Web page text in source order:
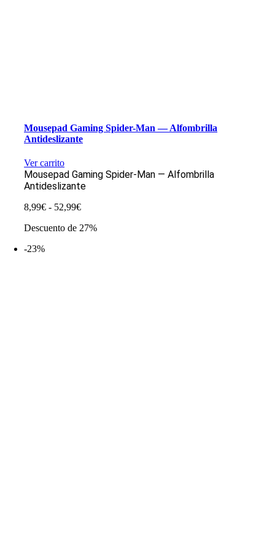
Mousepad Gaming Spider-Man — Alfombrilla
Antideslizante
Ver carrito
Mousepad Gaming Spider-Man — Alfombrilla
Antideslizante
8,99€ - 52,99€Rango
precios:
Descuento de 27%
-23%